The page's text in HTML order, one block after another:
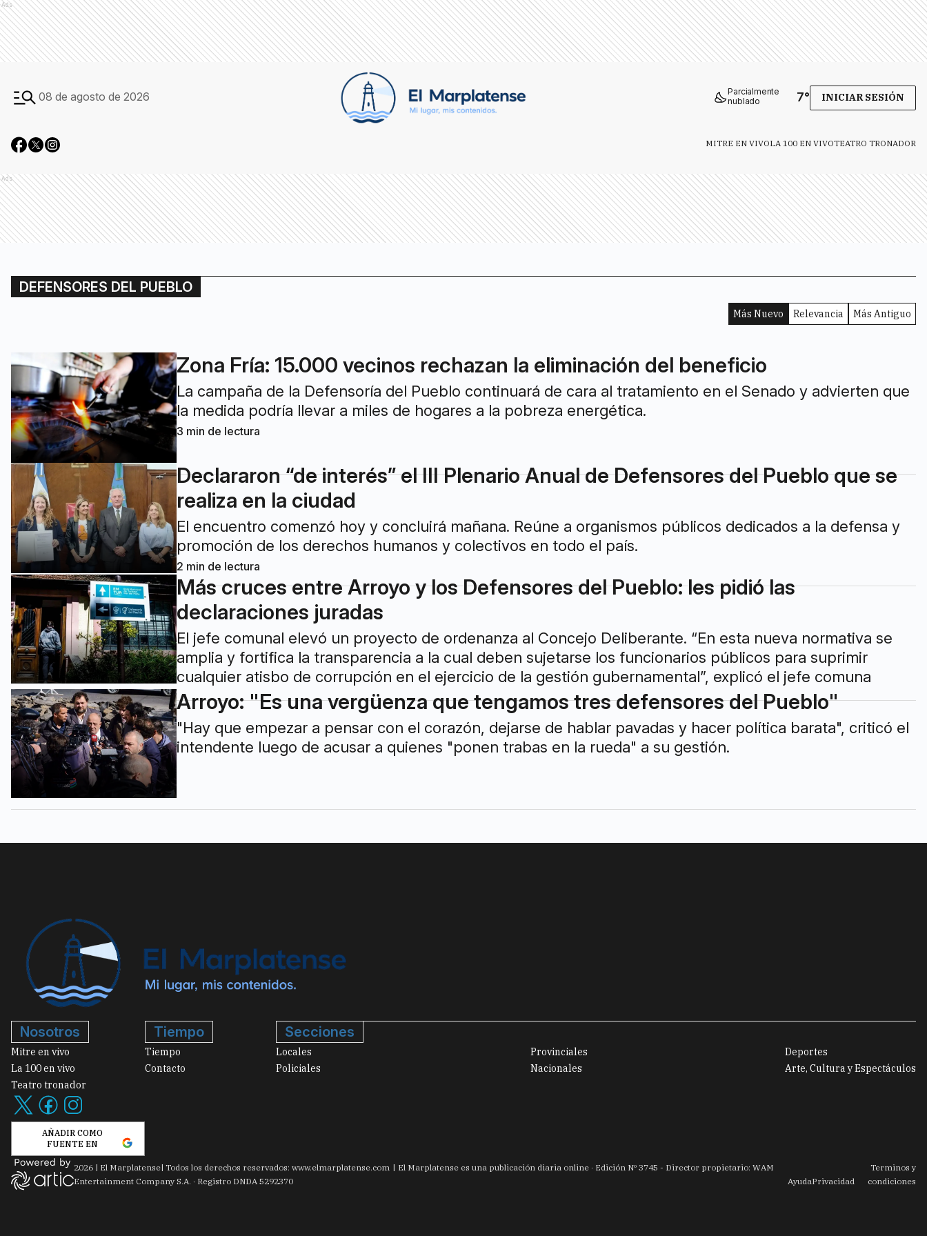
Ads
08 de agosto de 2026
Parcialmente
nublado
7° INICIAR SESIÓN
MITRE EN VIVOLA 100 EN VIVOTEATRO TRONADOR
Ads
DEFENSORES DEL PUEBLO
Más Nuevo Relevancia Más Antiguo
Zona Fría: 15.000 vecinos rechazan la eliminación del beneficio
La campaña de la Defensoría del Pueblo continuará de cara al tratamiento en el Senado y advierten que
la medida podría llevar a miles de hogares a la pobreza energética.
3 min de lectura
Declararon “de interés” el III Plenario Anual de Defensores del Pueblo que se
realiza en la ciudad
El encuentro comenzó hoy y concluirá mañana. Reúne a organismos públicos dedicados a la defensa y
promoción de los derechos humanos y colectivos en todo el país.
2 min de lectura
Más cruces entre Arroyo y los Defensores del Pueblo: les pidió las
declaraciones juradas
El jefe comunal elevó un proyecto de ordenanza al Concejo Deliberante. “En esta nueva normativa se
amplia y fortifica la transparencia a la cual deben sujetarse los funcionarios públicos para suprimir
cualquier atisbo de corrupción en el ejercicio de la gestión gubernamental”, explicó el jefe comuna
Arroyo: "Es una vergüenza que tengamos tres defensores del Pueblo"
"Hay que empezar a pensar con el corazón, dejarse de hablar pavadas y hacer política barata", criticó el
intendente luego de acusar a quienes "ponen trabas en la rueda" a su gestión.
Nosotros
Mitre en vivo
La 100 en vivo
Teatro tronador
AÑADIR COMO
FUENTE EN
Tiempo
Tiempo
Contacto
Secciones
Locales
Policiales
Provinciales
Nacionales
Deportes
Arte, Cultura y Espectáculos
2026 | El Marplatense| Todos los derechos reservados: www.elmarplatense.com El Marplatense es una publicación diaria online · Edición Nº 3745 - Director propietario: WAM
Entertainment Company S.A. · Registro DNDA 5292370
AyudaPrivacidad
Terminos y
condiciones